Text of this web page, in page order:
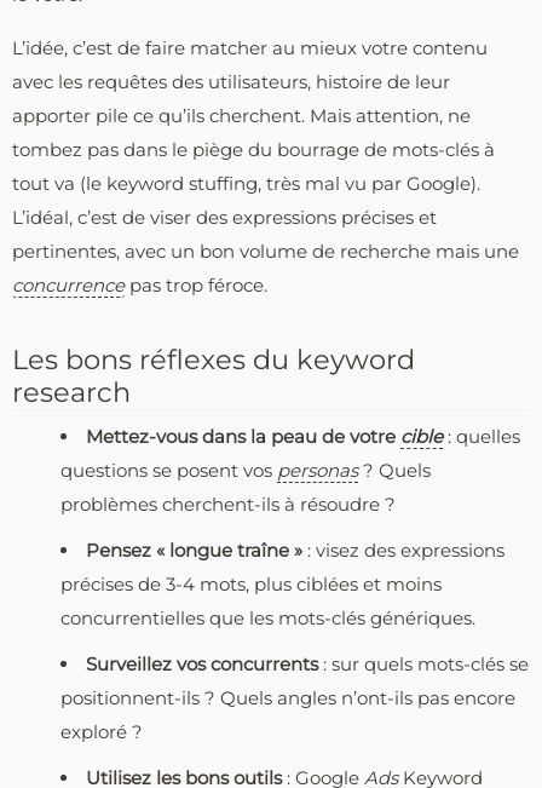
L’idée, c’est de faire matcher au mieux votre contenu
avec les requêtes des utilisateurs, histoire de leur
apporter pile ce qu’ils cherchent. Mais attention, ne
tombez pas dans le piège du bourrage de mots-clés à
tout va (le keyword stuffing, très mal vu par Google).
L’idéal, c’est de viser des expressions précises et
pertinentes, avec un bon volume de recherche mais une
concurrencepas trop féroce.
Les bons réflexes du keyword
research
Mettez-vous dans la peau de votre cible: quelles
questions se posent vos personas? Quels
problèmes cherchent-ils à résoudre ?
Pensez « longue traîne » : visez des expressions
précises de 3-4 mots, plus ciblées et moins
concurrentielles que les mots-clés génériques.
Surveillez vos concurrents: sur quels mots-clés se
positionnent-ils ? Quels angles n’ont-ils pas encore
exploré ?
Utilisez les bons outils: Google AdsKeyword